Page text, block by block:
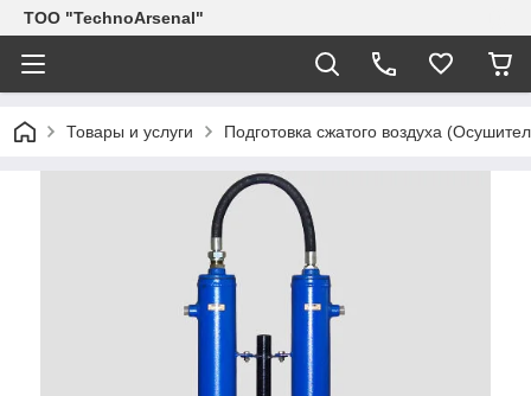
ТОО "TechnoArsenal"
Товары и услуги Подготовка сжатого воздуха